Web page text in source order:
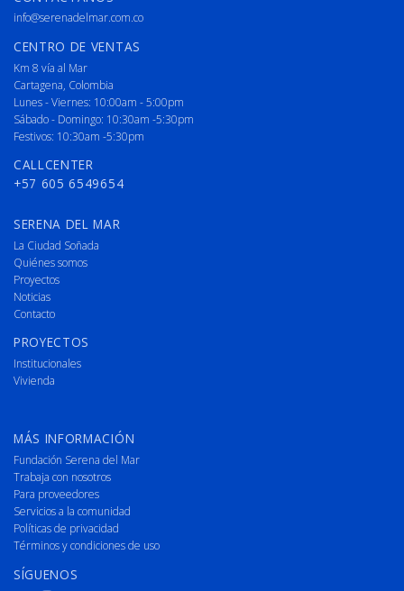
info@serenadelmar.com.co
CENTRO DE VENTAS
Km 8 vía al Mar
Cartagena, Colombia
Lunes - Viernes: 10:00am - 5:00pm
Sábado - Domingo: 10:30am -5:30pm
Festivos: 10:30am -5:30pm
CALLCENTER
+57 605 6549654
SERENA DEL MAR
La Ciudad Soñada
Quiénes somos
Proyectos
Noticias
Contacto
PROYECTOS
Institucionales
Vivienda
MÁS INFORMACIÓN
Fundación Serena del Mar
Trabaja con nosotros
Para proveedores
Servicios a la comunidad
Políticas de privacidad
Términos y condiciones de uso
SÍGUENOS